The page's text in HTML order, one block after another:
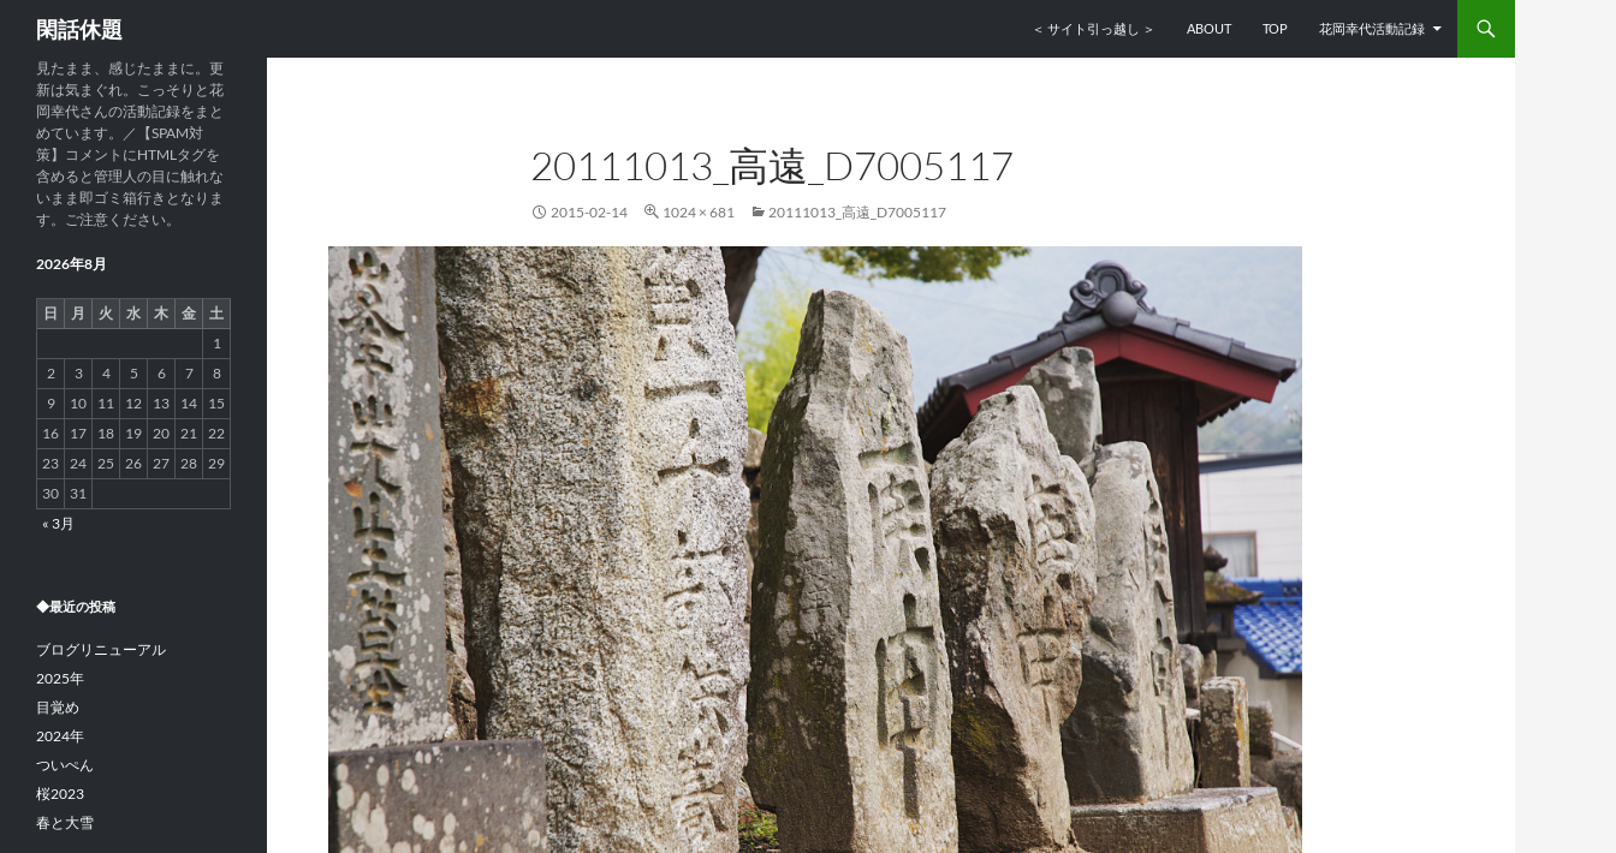
閑話休題
＜ サイト引っ越し ＞
ABOUT TOP 花岡幸代活動記録
20111013_高遠_D7005117
2015-02-14 1024 × 681 20111013_高遠_D7005117
見たまま、感じたままに。更
新は気まぐれ。こっそりと花
岡幸代さんの活動記録をまと
めています。／【SPAM対
策】コメントにHTMLタグを
含めると管理人の目に触れな
いまま即ゴミ箱行きとなりま
す。ご注意ください。
2026年8月
日 月 火 水 木 金
土
1
2
3 4 5 6 7
8
9
10 11 12 13 14
15
16
17 18 19 20 21 22
23 24 25 26 27 28 29
30
31
« 3月
◆最近の投稿
ブログリニューアル
2025年
目覚め
2024年
ついぺん
桜2023
春と大雪